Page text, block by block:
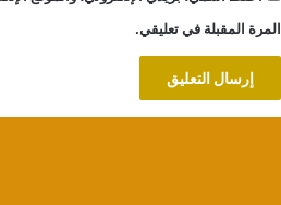
المرة المقبلة في تعليقي.